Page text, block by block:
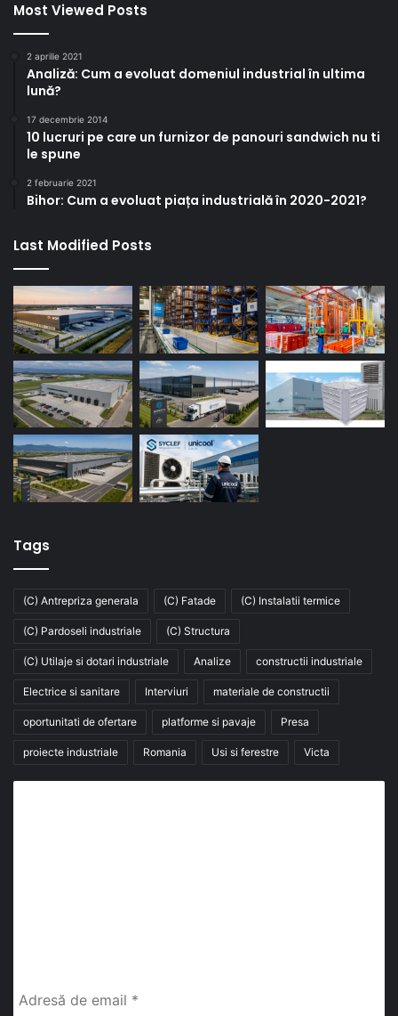
Most Viewed Posts
2 aprilie 2021
Analiză: Cum a evoluat domeniul industrial în ultima
lună?
17 decembrie 2014
10 lucruri pe care un furnizor de panouri sandwich nu ti
le spune
2 februarie 2021
Bihor: Cum a evoluat piața industrială în 2020-2021?
Last Modified Posts
Tags
(C) Antrepriza generala (C) Fatade (C) Instalatii termice
(C) Pardoseli industriale (C) Structura
(C) Utilaje si dotari industriale Analize constructii industriale
Electrice si sanitare Interviuri materiale de constructii
oportunitati de ofertare platforme si pavaje Presa
proiecte industriale Romania Usi si ferestre Victa